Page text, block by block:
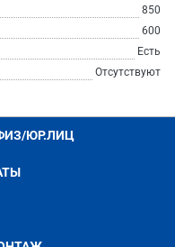
850
600
Есть
Отсутствуют
ЮР.ЛИЦ